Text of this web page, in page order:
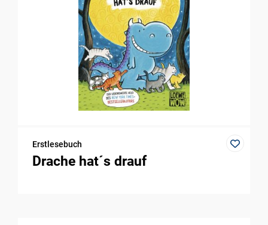
Erstlesebuch
Drache hat´s drauf